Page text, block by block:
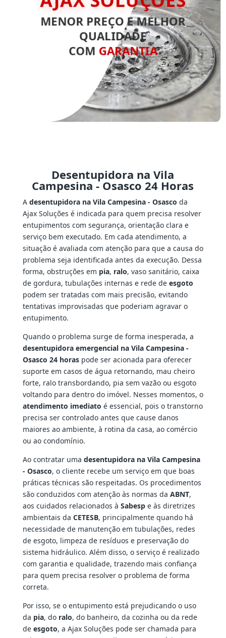
MENOR PREÇO E MELHOR
QUALIDADE
COM GARANTIA
Desentupidora na Vila
Campesina - Osasco 24 Horas
A desentupidora na Vila Campesina - Osasco da
Ajax Soluções é indicada para quem precisa resolver
entupimentos com segurança, orientação clara e
serviço bem executado. Em cada atendimento, a
situação é avaliada com atenção para que a causa do
problema seja identificada antes da execução. Dessa
forma, obstruções em pia, ralo, vaso sanitário, caixa
de gordura, tubulações internas e rede de esgoto
podem ser tratadas com mais precisão, evitando
tentativas improvisadas que poderiam agravar o
entupimento.
Quando o problema surge de forma inesperada, a
desentupidora emergencial na Vila Campesina -
Osasco 24 horaspode ser acionada para oferecer
suporte em casos de água retornando, mau cheiro
forte, ralo transbordando, pia sem vazão ou esgoto
voltando para dentro do imóvel. Nesses momentos, o
atendimento imediato é essencial, pois o transtorno
precisa ser controlado antes que cause danos
maiores ao ambiente, à rotina da casa, ao comércio
ou ao condomínio.
Ao contratar uma desentupidora na Vila Campesina
- Osasco, o cliente recebe um serviço em que boas
práticas técnicas são respeitadas. Os procedimentos
são conduzidos com atenção às normas da ABNT,
aos cuidados relacionados à Sabespe às diretrizes
ambientais da CETESB, principalmente quando há
necessidade de manutenção em tubulações, redes
de esgoto, limpeza de resíduos e preservação do
sistema hidráulico. Além disso, o serviço é realizado
com garantia e qualidade, trazendo mais confiança
para quem precisa resolver o problema de forma
correta.
Por isso, se o entupimento está prejudicando o uso
da pia, do ralo, do banheiro, da cozinha ou da rede
de esgoto, a Ajax Soluções pode ser chamada para